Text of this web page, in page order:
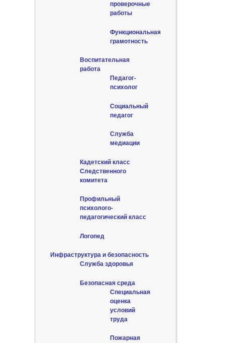
проверочные
работы
Функциональная
грамотность
Воспитательная
работа
Педагог-
психолог
Социальный
педагог
Служба
медиации
Кадетский класс
Следственного
комитета
Профильный
психолого-
педагогический класс
Логопед
Инфраструктура и безопасность
Служба здоровья
Безопасная среда
Специальная
оценка
условий
труда
Пожарная